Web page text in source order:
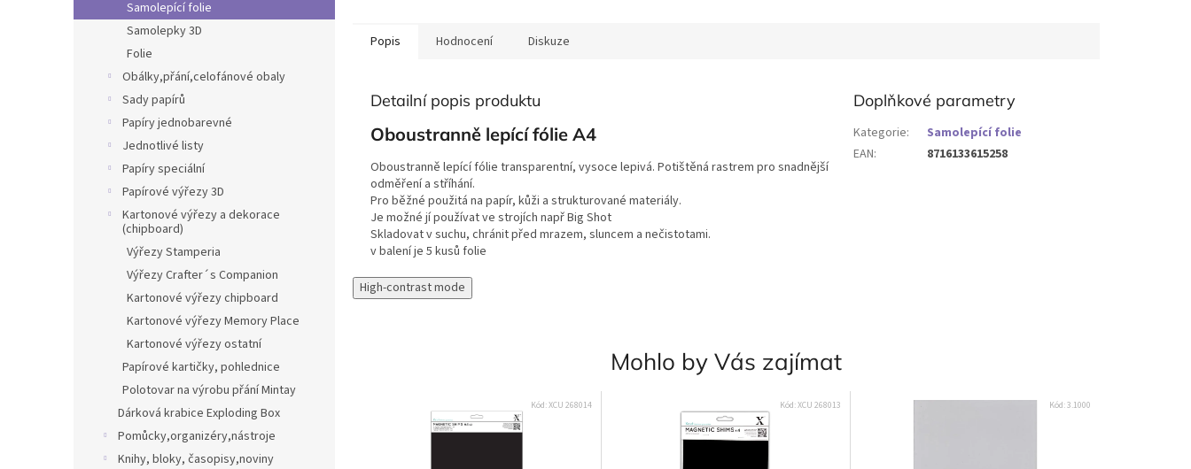
Samolepící folie
Samolepky 3D
Folie
Obálky,přání,celofánové obaly
Sady papírů
Papíry jednobarevné
Jednotlivé listy
Papíry speciální
Papírové výřezy 3D
Kartonové výřezy a dekorace
(chipboard)
Výřezy Stamperia
Výřezy Crafter´s Companion
Kartonové výřezy chipboard
Kartonové výřezy Memory Place
Kartonové výřezy ostatní
Papírové kartičky, pohlednice
Polotovar na výrobu přání Mintay
Dárková krabice Exploding Box
Pomůcky,organizéry,nástroje
Knihy, bloky, časopisy,noviny
Popis Hodnocení Diskuze
Detailní popis produktu
Oboustranně lepící fólie A4
Oboustranně lepící fólie transparentní, vysoce lepivá. Potištěná rastrem pro snadnější
odměření a stříhání.
Pro běžné použitá na papír, kůži a strukturované materiály.
Je možné jí používat ve strojích např Big Shot
Skladovat v suchu, chránit před mrazem, sluncem a nečistotami.
v balení je 5 kusů folie
Doplňkové parametry
Kategorie:
Samolepící folie
EAN: 8716133615258
High-contrast mode
Mohlo by Vás zajímat
Kód:XCU 268014 Kód:XCU 268013 Kód:3.1000